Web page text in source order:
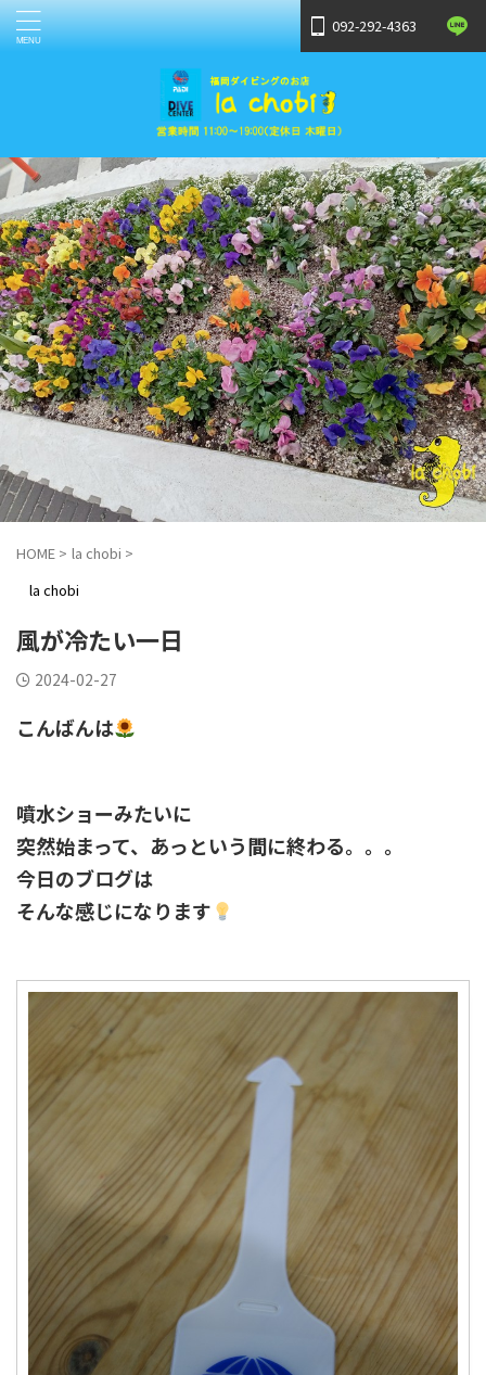
092-292-4363
HOME > la chobi >
la chobi
風が冷たい一日
2024-02-27
こんばんは
噴水ショーみたいに
突然始まって、あっという間に終わる。。。
今日のブログは
そんな感じになります